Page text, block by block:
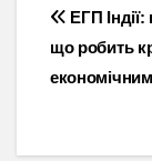
ЕГП Індії:
що робить
економічним